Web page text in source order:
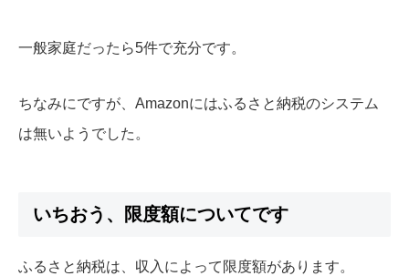
一般家庭だったら5件で充分です。
ちなみにですが、Amazonにはふるさと納税のシステム
は無いようでした。
いちおう、限度額についてです
ふるさと納税は、収入によって限度額があります。